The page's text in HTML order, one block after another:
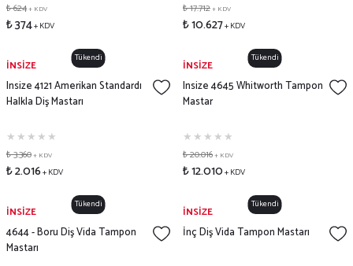
₺ 624+ KDV
₺ 374+ KDV
₺ 17.712+ KDV
₺ 10.627+ KDV
Tükendi
İNSİZE
Insize 4121 Amerikan Standardı
Halkla Diş Mastarı
₺ 3.360+ KDV
₺ 2.016+ KDV
Tükendi
İNSİZE
Insize 4645 Whitworth Tampon
Mastar
₺ 20.016+ KDV
₺ 12.010+ KDV
Tükendi
İNSİZE
4644 - Boru Diş Vida Tampon
Mastarı
Tükendi
İNSİZE
İnç Diş Vida Tampon Mastarı